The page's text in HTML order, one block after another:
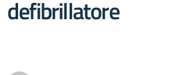
defibrillatore